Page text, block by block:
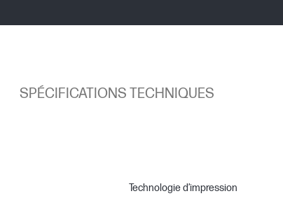
SPÉCIFICATIONS TECHNIQUES
Technologie d’impression